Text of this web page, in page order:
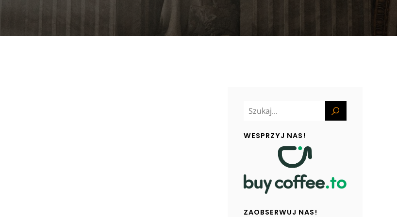
WESPRZYJ NAS!
ZAOBSERWUJ NAS!